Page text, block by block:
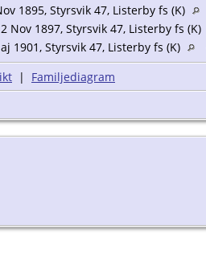
1895, Styrsvik 47, Listerby fs (K)
2 Nov 1897, Styrsvik 47, Listerby fs (K)
1901, Styrsvik 47, Listerby fs (K)
| Familjediagram